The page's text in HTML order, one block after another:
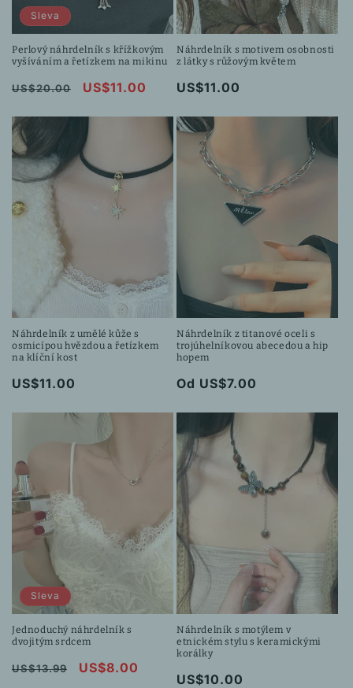
Sleva
Perlový náhrdelník s křížkovým
vyšíváním a řetízkem na mikinu
Běžná
US$20.00
Výprodejová
US$11.00
Náhrdelník s motivem osobnosti
z látky s růžovým květem
Běžná
US$11.00
Náhrdelník z umělé kůže s
osmicípou hvězdou a řetízkem
na klíční kost
Běžná
US$11.00
Náhrdelník z titanové oceli s
trojúhelníkovou abecedou a hip
hopem
Běžná
Od US$7.00
Sleva
Jednoduchý náhrdelník s
dvojitým srdcem
Běžná
US$13.99
Výprodejová
US$8.00
Náhrdelník s motýlem v
etnickém stylu s keramickými
korálky
Běžná
US$10.00